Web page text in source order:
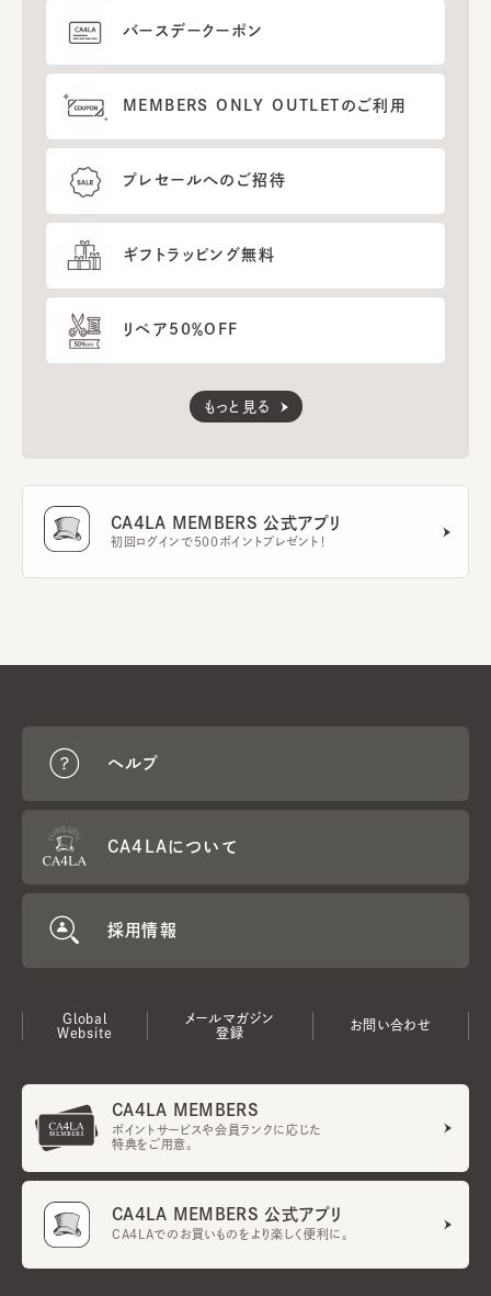
バースデークーポン
MEMBERS ONLY OUTLETのご利用
プレセールへのご招待
ギフトラッピング無料
リペア50％OFF
もっと見る
CA4LA MEMBERS 公式アプリ
初回ログインで500ポイントプレゼント！
ヘルプ
CA4LAについて
採用情報
Global
Website
メールマガジン
登録
お問い合わせ
CA4LA MEMBERS
ポイントサービスや会員ランクに応じた
特典をご用意。
CA4LA MEMBERS 公式アプリ
CA4LAでのお買いものをより楽しく便利に。